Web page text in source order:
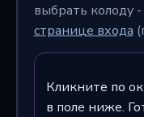
выбрать колоду
странице входа
Кликните по
в поле ниже.